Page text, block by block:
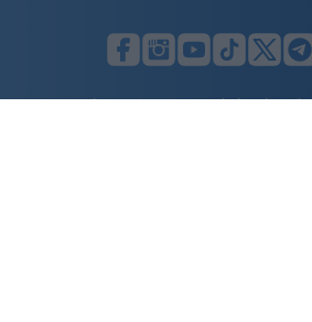
LUNIFIN S.r.l. a socio unico. Sede legale